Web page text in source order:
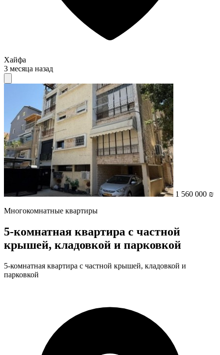
Хайфа
3 месяца назад
1 560 000 ₪
Многокомнатные квартиры
5-комнатная квартира с частной
крышей, кладовкой и парковкой
5-комнатная квартира с частной крышей, кладовкой и
парковкой